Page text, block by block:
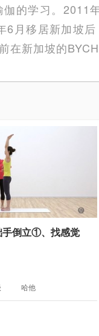
的学习。2011
月移居新加坡
新加坡的
手倒立①、找感觉
哈他